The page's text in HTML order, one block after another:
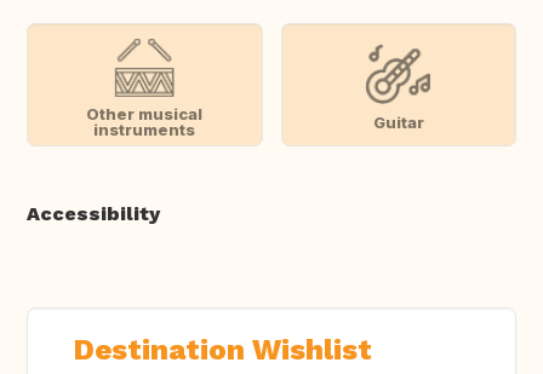
Other musical
instruments
Guitar
Accessibility
Destination Wishlist